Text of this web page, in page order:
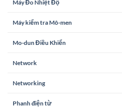
Máy Đo Nhiệt Độ
Máy kiểm tra Mô-men
Mo-dun Điều Khiển
Network
Networking
Phanh điện từ